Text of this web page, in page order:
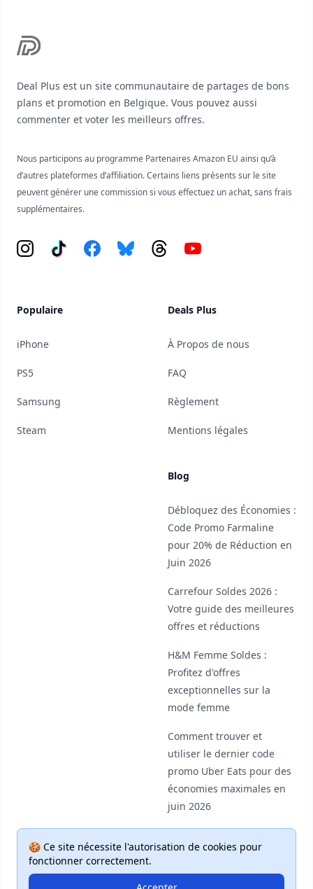
🍪 Ce site nécessite l'autorisation de cookies pour
fonctionner correctement.
Deal Plus est un site communautaire de partages de bons
plans et promotion en Belgique. Vous pouvez aussi
commenter et voter les meilleurs offres.
Nous participons au programme Partenaires Amazon EU ainsi qu’à
d’autres plateformes d’affiliation. Certains liens présents sur le site
peuvent générer une commission si vous effectuez un achat, sans frais
supplémentaires.
Instagram
Tiktok FacebookBlueskyThreadsYouTube
Populaire
iPhone
PS5
Samsung
Steam
Deals Plus
À Propos de nous
FAQ
Règlement
Mentions légales
Blog
Débloquez des Économies :
Code Promo Farmaline
pour 20% de Réduction en
Juin 2026
Carrefour Soldes 2026 :
Votre guide des meilleures
offres et réductions
H&M Femme Soldes :
Profitez d'offres
exceptionnelles sur la
mode femme
Comment trouver et
utiliser le dernier code
promo Uber Eats pour des
économies maximales en
juin 2026